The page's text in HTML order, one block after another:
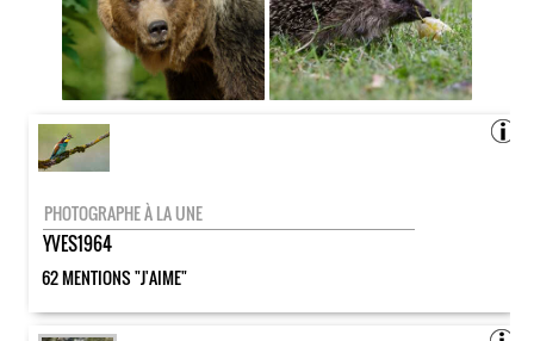
PHOTOGRAPHE À LA UNE
YVES1964
62 MENTIONS "J'AIME"